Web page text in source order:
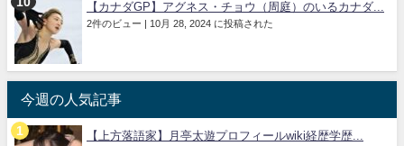
【カナダGP】アグネス・チョウ（周庭）のいるカナダ...
2件のビュー | 10月 28, 2024 に投稿された
今週の人気記事
【上方落語家】月亭太遊プロフィールwiki経歴学歴...